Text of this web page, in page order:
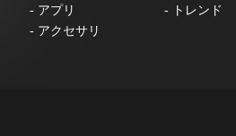
- アプリ -
トレンド
- アクセサリ